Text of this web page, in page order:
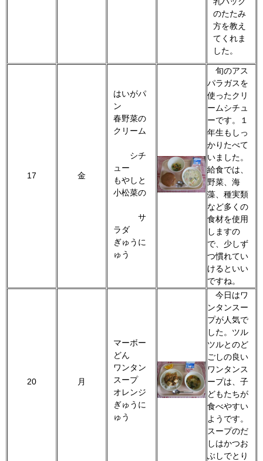
のたたみ
方を教え
てくれま
した。
17 金
はいがパ
ン
春野菜の
クリーム
シチ
ュー
もやしと
小松菜の
サ
ラダ
ぎゅうに
ゅう
旬のアス
パラガスを
使ったクリ
ームシチュ
ーです。１
年生もしっ
かりたべて
いました。
給食では、
野菜、海
藻、種実類
など多くの
食材を使用
しますの
で、少しず
つ慣れてい
けるといい
ですね。
20 月
マーボー
どん
ワンタン
スープ
オレンジ
ぎゅうに
ゅう
今日はワ
ンタンスー
プが人気で
した。ツル
ツルとのど
ごしの良い
ワンタンス
ープは、子
どもたちが
食べやすい
ようです。
スープのだ
しはかつお
ぶしでとり